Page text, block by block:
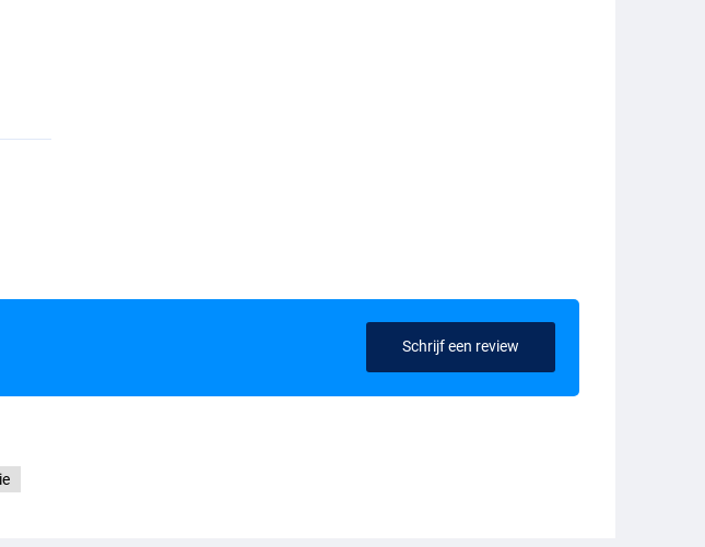
Schrijf een review